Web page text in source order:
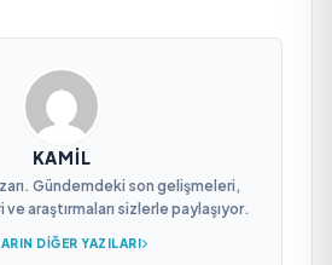
KAMIL
Gündemdeki son gelişmeleri,
ve araştırmaları sizlerle paylaşıyor.
DIĞER YAZILARI